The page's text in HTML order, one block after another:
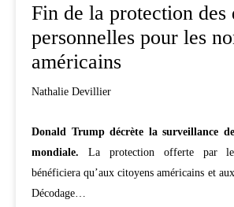
Fin de la protection des
personnelles pour les
américains
Nathalie Devillier
Donald Trump décrète la surveillance de
mondiale. La protection offerte par
bénéficiera qu’aux citoyens américains et
Décodage…